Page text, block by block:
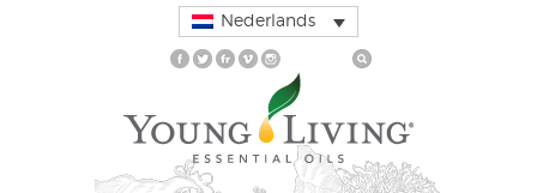
Nederlands